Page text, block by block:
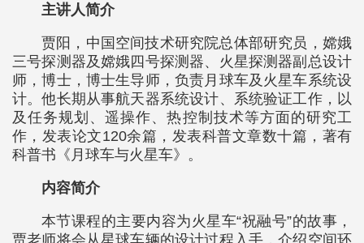
主讲人简介
贾阳，中国空间技术研究院总体部研究员，嫦娥
三号探测器及嫦娥四号探测器、火星探测器副总设计
师，博士，博士生导师，负责月球车及火星车系统设
计。他长期从事航天器系统设计、系统验证工作，以
及任务规划、遥操作、热控制技术等方面的研究工
作，发表论文120余篇，发表科普文章数十篇，著有
科普书《月球车与火星车》。
内容简介
本节课程的主要内容为火星车“祝融号”的故事，
贾老师将会从星球车辆的设计过程入手，介绍空间环